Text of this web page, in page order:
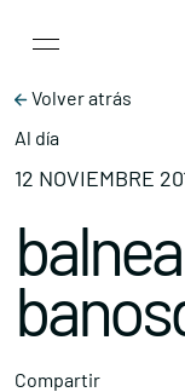
Main
Volver atrás
Al día
12 NOVIEMBRE
Compartir